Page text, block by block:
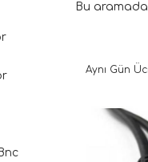
Bu
Aynı Gün